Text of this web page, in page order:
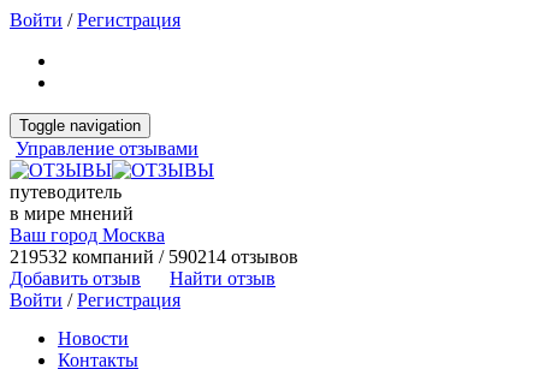
Войти /Регистрация
Toggle navigation
Управление отзывами
путеводитель
в мире мнений
Ваш город Москва
219532 компаний / 590214 отзывов
Добавить отзыв
Найти отзыв
Войти /Регистрация
Новости
Контакты